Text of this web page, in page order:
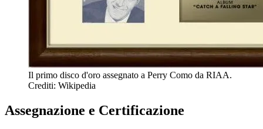
Il primo disco d'oro assegnato a Perry Como da RIAA.
Crediti: Wikipedia
Assegnazione e Certificazione